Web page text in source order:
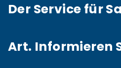
Der Service für
Art. Informieren